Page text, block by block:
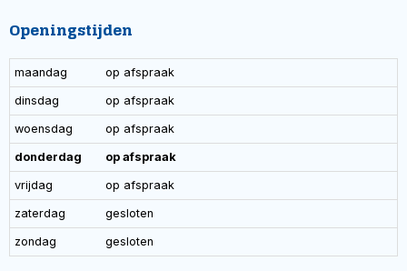
Openingstijden
maandag op afspraak
dinsdag op afspraak
woensdag op afspraak
donderdag op afspraak
vrijdag op afspraak
zaterdag gesloten
zondag gesloten